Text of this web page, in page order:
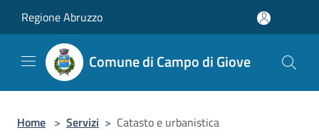
Regione Abruzzo
Comune di Campo di Giove
Home > Servizi > Catasto e urbanistica